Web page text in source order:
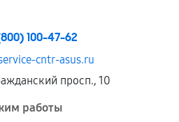
100-47-62
cntr-asus.ru
просп., 10
работы